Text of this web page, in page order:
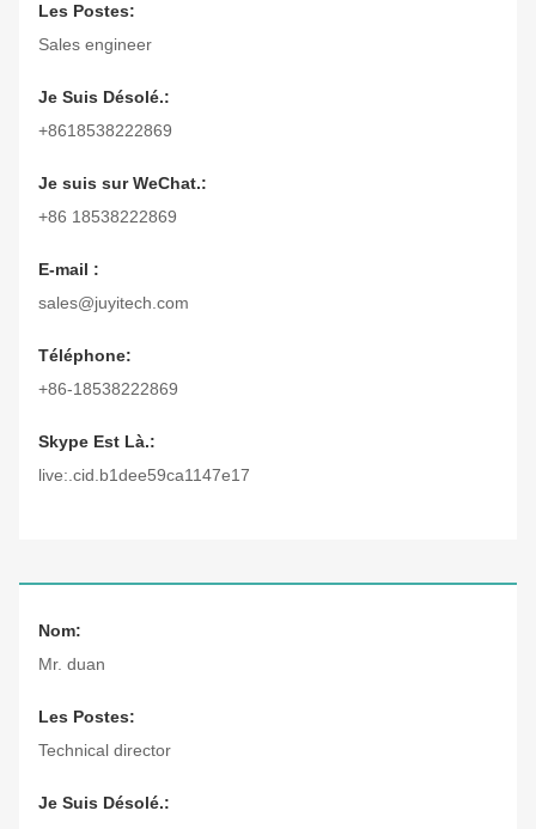
Les Postes:
Sales engineer
Je Suis Désolé.:
+8618538222869
Je suis sur WeChat.:
+86 18538222869
E-mail :
sales@juyitech.com
Téléphone:
+86-18538222869
Skype Est Là.:
live:.cid.b1dee59ca1147e17
Nom:
Mr. duan
Les Postes:
Technical director
Je Suis Désolé.: